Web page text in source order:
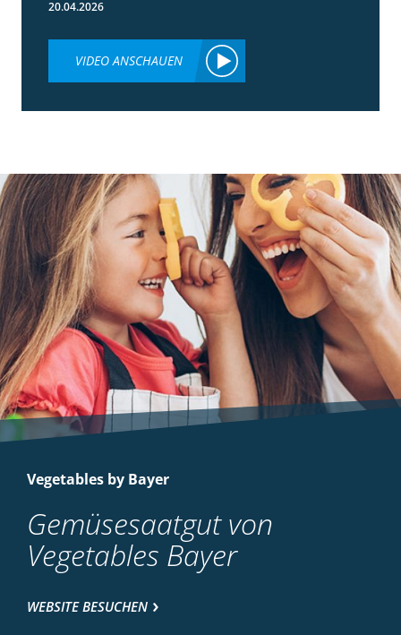
20.04.2026
VIDEO ANSCHAUEN
Vegetables by Bayer
Gemüsesaatgut von
Vegetables Bayer
WEBSITE BESUCHEN